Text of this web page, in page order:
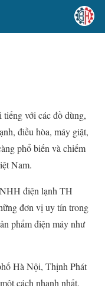
với các đồ dùng,
điều hòa, máy giặt,
phổ biến và chiếm
Nam.
điện lạnh TH
đơn vị uy tín trong
phẩm điện máy như
Hà Nội, Thịnh Phát
cách nhanh nhất.